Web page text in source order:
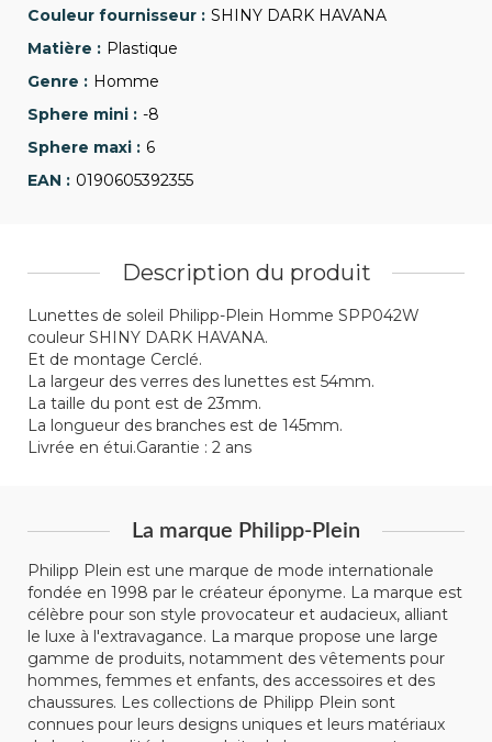
SHINY DARK HAVANA
Plastique
Homme
-8
6
0190605392355
Description du produit
Lunettes de soleil Philipp-Plein Homme SPP042W
couleur SHINY DARK HAVANA.
Et de montage Cerclé.
La largeur des verres des lunettes est 54mm.
La taille du pont est de 23mm.
La longueur des branches est de 145mm.
Livrée en étui.Garantie : 2 ans
La marque Philipp-Plein
Philipp Plein est une marque de mode internationale
fondée en 1998 par le créateur éponyme. La marque est
célèbre pour son style provocateur et audacieux, alliant
le luxe à l'extravagance. La marque propose une large
gamme de produits, notamment des vêtements pour
hommes, femmes et enfants, des accessoires et des
chaussures. Les collections de Philipp Plein sont
connues pour leurs designs uniques et leurs matériaux